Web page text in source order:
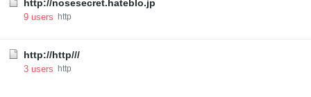
http://nosesecret.hateblo.jp
9 users http
http://http///
3 users http